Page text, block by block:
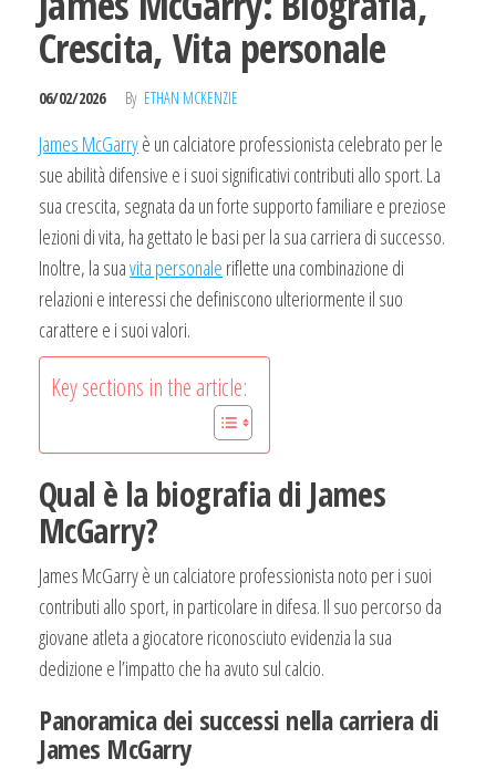
Crescita, Vita personale
06/02/2026 By ETHAN MCKENZIE
James McGarryè un calciatore professionista celebrato per le
sue abilità difensive e i suoi significativi contributi allo sport. La
sua crescita, segnata da un forte supporto familiare e preziose
lezioni di vita, ha gettato le basi per la sua carriera di successo.
Inoltre, la suavita personale riflette una combinazione di
relazioni e interessi che definiscono ulteriormente il suo
carattere e i suoi valori.
Key sections in the article:
Qual è la biografia di James
McGarry?
James McGarry è un calciatore professionista noto per i suoi
contributi allo sport, in particolare in difesa. Il suo percorso da
giovane atleta a giocatore riconosciuto evidenzia la sua
dedizione e l’impatto che ha avuto sul calcio.
Panoramica dei successi nella carriera di
James McGarry